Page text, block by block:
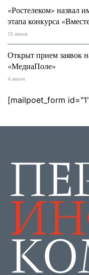
«Ростелеком» назвал
этапа конкурса
15 июня
Открыт прием заявок
«МедиаПоле»
4 июня
[mailpoet_form